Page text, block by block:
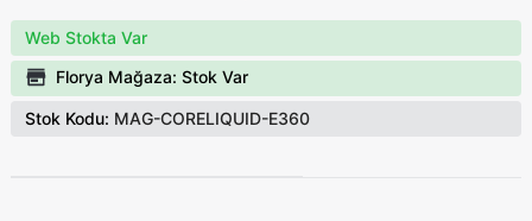
Web Stokta Var
Florya Mağaza: Stok Var
Stok Kodu: MAG-CORELIQUID-E360